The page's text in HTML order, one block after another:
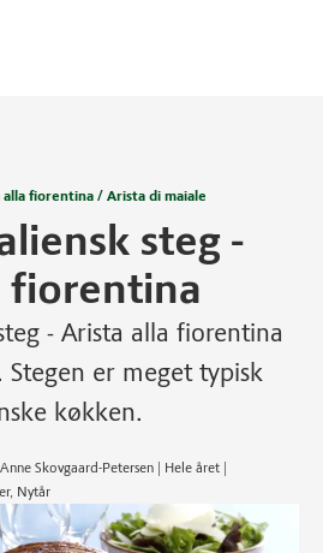
fiorentina / Arista di maiale
steg -
fiorentina
- Arista alla fiorentina
er meget typisk
køkken.
Skovgaard-Petersen | Hele året |
Nytår